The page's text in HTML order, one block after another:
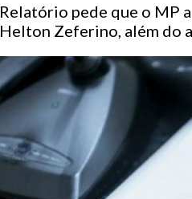
Relatório pede que o MP
Helton Zeferino, além do